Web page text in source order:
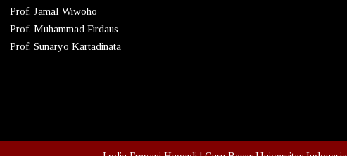
Prof. Jamal Wiwoho
Prof. Muhammad Firdaus
Prof. Sunaryo Kartadinata